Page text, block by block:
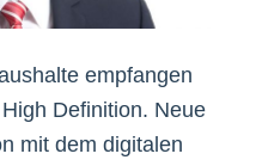
empfangen
Definition. Neue
mit dem digitalen